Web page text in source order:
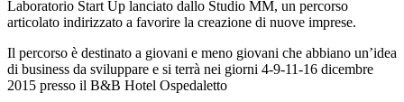
Laboratorio Start Up lanciato dallo Studio MM, un percorso
articolato indirizzato a favorire la creazione di nuove imprese.
Il percorso è destinato a giovani e meno giovani che abbiano un’idea
di business da sviluppare e si terrà nei giorni 4-9-11-16 dicembre
2015 presso il B&B Hotel Ospedaletto